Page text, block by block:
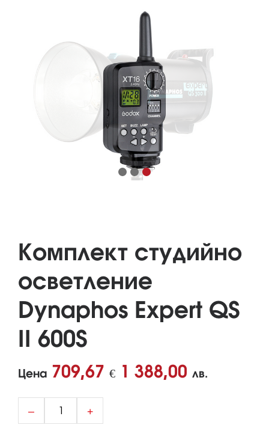
Комплект студийно
осветление
Dynaphos Expert QS
II 600S
Цена 709,67 € 1 388,00 лв.
– +